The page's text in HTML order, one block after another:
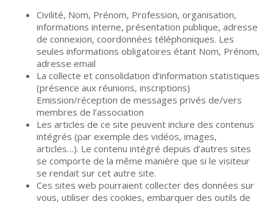
Civilité, Nom, Prénom, Profession, organisation,
informations interne, présentation publique, adresse
de connexion, coordonnées téléphoniques. Les
seules informations obligatoires étant Nom, Prénom,
adresse email
La collecte et consolidation d’information statistiques
(présence aux réunions, inscriptions)
Emission/réception de messages privés de/vers
membres de l’association
Les articles de ce site peuvent inclure des contenus
intégrés (par exemple des vidéos, images,
articles…). Le contenu intégré depuis d’autres sites
se comporte de la même manière que si le visiteur
se rendait sur cet autre site.
Ces sites web pourraient collecter des données sur
vous, utiliser des cookies, embarquer des outils de